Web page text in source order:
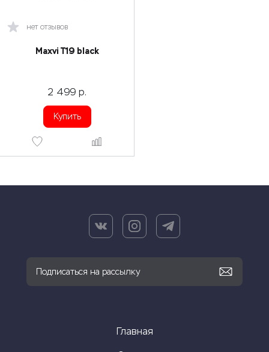
нет отзывов
Maxvi T19 black
2 499 р.
Купить
Главная